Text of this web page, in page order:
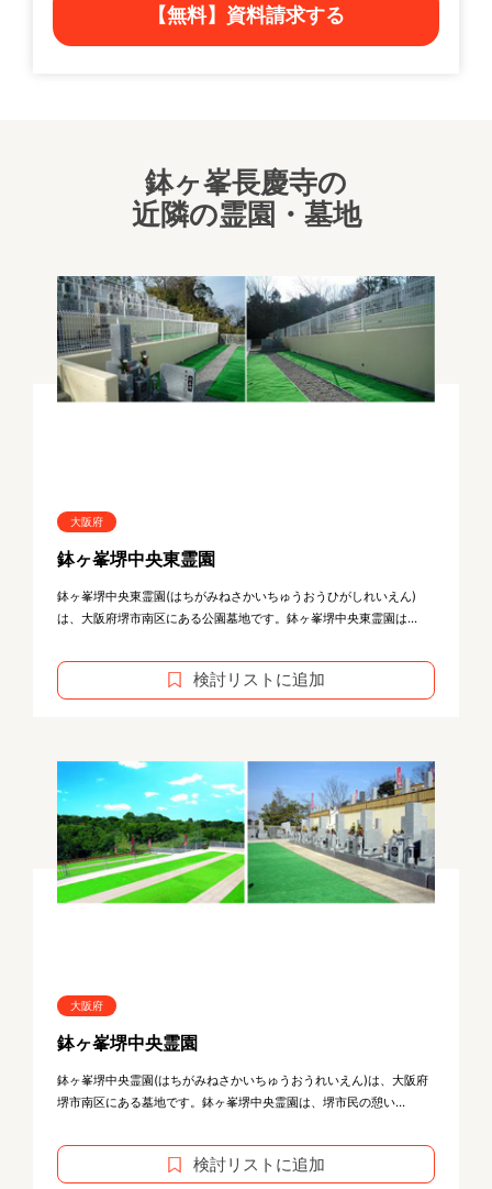
【無料】資料請求する
鉢ヶ峯長慶寺の
近隣の霊園・墓地
大阪府
鉢ヶ峯堺中央東霊園
鉢ヶ峯堺中央東霊園(はちがみねさかいちゅうおうひがしれいえん)
は、大阪府堺市南区にある公園墓地です。鉢ヶ峯堺中央東霊園は...
検討リストに追加
大阪府
鉢ヶ峯堺中央霊園
鉢ヶ峯堺中央霊園(はちがみねさかいちゅうおうれいえん)は、大阪府
堺市南区にある墓地です。鉢ヶ峯堺中央霊園は、堺市民の憩い...
検討リストに追加